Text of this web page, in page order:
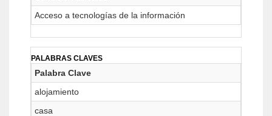
Acceso a tecnologías de la información
PALABRAS CLAVES
Palabra Clave
alojamiento
casa